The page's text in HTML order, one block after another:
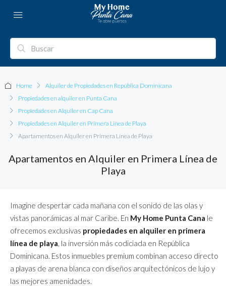
Home
Alquiler de Propiedades en República Dominicana
Propiedades en alquiler en Punta Cana
Propiedades en Alquiler en Cap Cana
Propiedades en Alquiler en Primera Línea de Playa
Apartamentos en Alquiler en Primera Línea de Playa
Apartamentos en Alquiler en Primera Línea de
Playa
Imagine despertar cada mañana con el sonido de las olas y
vistas panorámicas al mar Caribe. En My Home Punta Cana le
ofrecemos exclusivas propiedades en alquiler en primera
línea de playa, la inversión más codiciada en República
Dominicana. Estos inmuebles premium combinan acceso directo
a playas de arena blanca con diseños arquitectónicos de lujo y
las mejores amenidades.